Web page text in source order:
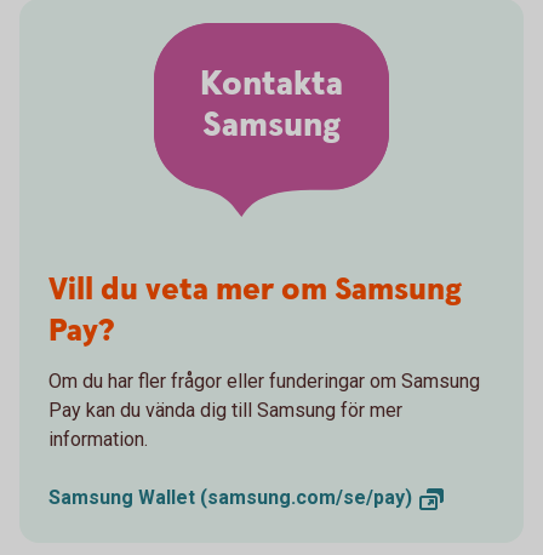
Kontakta
Samsung
Vill du veta mer om Samsung
Pay?
Om du har fler frågor eller funderingar om Samsung
Pay kan du vända dig till Samsung för mer
information.
Samsung Wallet (samsung.com/se/pay)